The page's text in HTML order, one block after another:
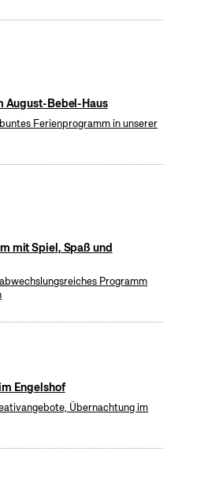
August-Bebel-Haus
Ferienprogramm in unserer
mit Spiel, Spaß und
Programm
Engelshof
Übernachtung im